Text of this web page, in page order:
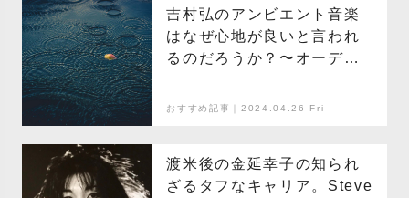
吉村弘のアンビエント音楽
はなぜ心地が良いと言われ
るのだろうか？〜オーディ
おすすめ記事｜2024.04.26 Fri
渡米後の金延幸子の知られ
ざるタフなキャリア。Steve